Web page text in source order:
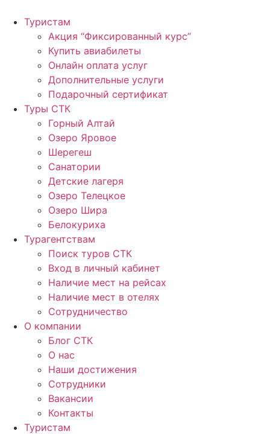
содержимому
Туристам
Акция “Фиксированный курс”
Купить авиабилеты
Онлайн оплата услуг
Дополнительные услуги
Подарочный сертификат
Туры СТК
Горный Алтай
Озеро Яровое
Шерегеш
Санатории
Детские лагеря
Озеро Телецкое
Озеро Шира
Белокуриха
Турагентствам
Поиск туров СТК
Вход в личный кабинет
Наличие мест на рейсах
Наличие мест в отелях
Сотрудничество
О компании
Блог СТК
О нас
Наши достижения
Сотрудники
Вакансии
Контакты
Туристам